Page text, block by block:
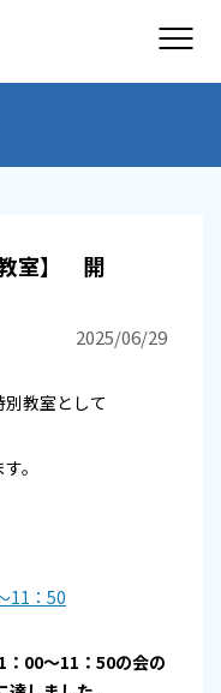
室】 開
2025/06/29
教室として
。
11：50
00～11：50の会の